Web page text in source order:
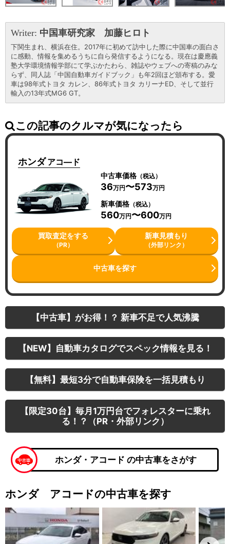
Writer: 中国車研究家 加藤ヒロト
下関生まれ、横浜在住。2017年に初めて訪中した際に中国車の面白さ
に感動、情報を集めるうちに自ら発信するようになる。現在は慶應義
塾大学環境情報学部にて学ぶかたわら、雑誌やウェブへの寄稿のみな
らず、同人誌「中国自動車ガイドブック」も年2回ほど頒布する。愛
車は98年式トヨタ カレン、86年式トヨタ カリーナED、そして並行
輸入の13年式MG6 GT。
この記事のクルマが気になったら
ホンダ アコ―ド
中古車価格（税込）
36万円〜573万円
新車価格（税込）
560万円〜600万円
買取査定をする
（PR）
新車見積もり
（外部リンク）
中古車を探す
【中古車】がお得！？ 新車不足で人気沸騰
【NEW】自動車カタログでスペック情報を見る！
【無料】最短3分で自動車保険を一括見積もり
【限定30台】毎月1万円台でフォレスターに乗れ
る！？（PR・外部リンク）
ホンダ・アコード の中古車をさがす
ホンダ アコードの中古車を探す